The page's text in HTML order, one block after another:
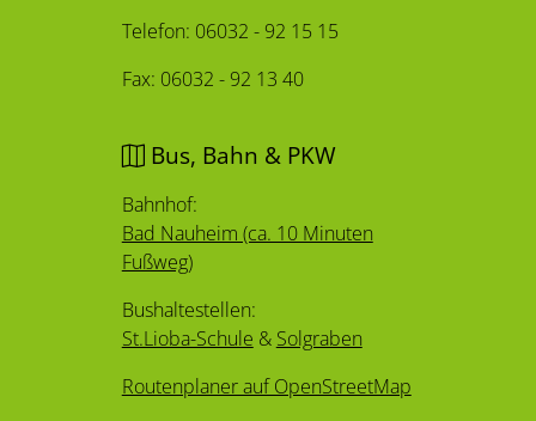
Telefon: 06032 - 92 15 15
Fax: 06032 - 92 13 40
Bus, Bahn & PKW
Bahnhof:
Bad Nauheim (ca. 10 Minuten
Fußweg)
Bushaltestellen:
St.Lioba-Schule & Solgraben
Routenplaner auf OpenStreetMap